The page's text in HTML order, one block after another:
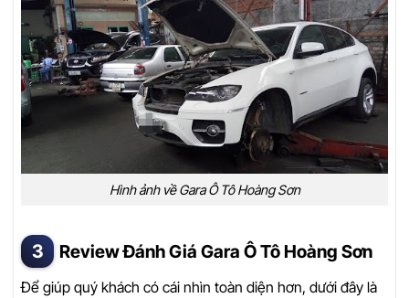
Hình ảnh về Gara Ô Tô Hoàng Sơn
Review Đánh Giá Gara Ô Tô Hoàng Sơn
Để giúp quý khách có cái nhìn toàn diện hơn, dưới đây là